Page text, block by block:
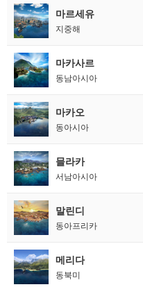
마르세유
지중해
마카사르
동남아시아
마카오
동아시아
믈라카
서남아시아
말린디
동아프리카
메리다
동북미